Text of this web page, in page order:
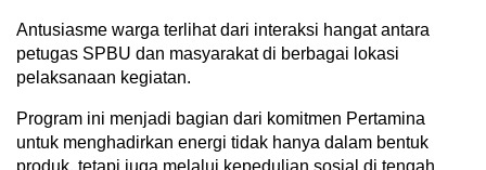
Antusiasme warga terlihat dari interaksi hangat antara
petugas SPBU dan masyarakat di berbagai lokasi
pelaksanaan kegiatan.
Program ini menjadi bagian dari komitmen Pertamina
untuk menghadirkan energi tidak hanya dalam bentuk
produk, tetapi juga melalui kepedulian sosial di tengah